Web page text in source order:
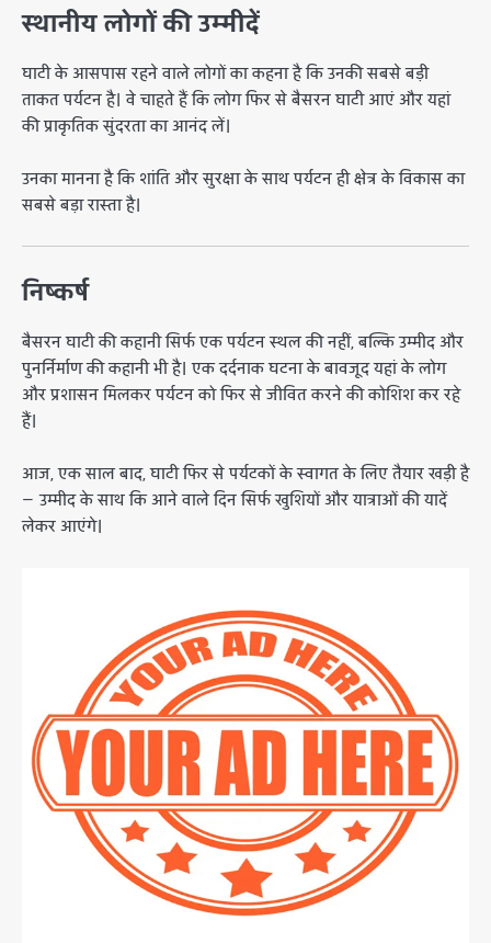
स्थानीय लोगों की उम्मीदें
घाटी के आसपास रहने वाले लोगों का कहना है कि उनकी सबसे बड़ी
ताकत पर्यटन है। वे चाहते हैं कि लोग फिर से बैसरन घाटी आएं और यहां
की प्राकृतिक सुंदरता का आनंद लें।
उनका मानना है कि शांति और सुरक्षा के साथ पर्यटन ही क्षेत्र के विकास का
सबसे बड़ा रास्ता है।
निष्कर्ष
बैसरन घाटी की कहानी सिर्फ एक पर्यटन स्थल की नहीं, बल्कि उम्मीद और
पुनर्निर्माण की कहानी भी है। एक दर्दनाक घटना के बावजूद यहां के लोग
और प्रशासन मिलकर पर्यटन को फिर से जीवित करने की कोशिश कर रहे
हैं।
आज, एक साल बाद, घाटी फिर से पर्यटकों के स्वागत के लिए तैयार खड़ी है
— उम्मीद के साथ कि आने वाले दिन सिर्फ खुशियों और यात्राओं की यादें
लेकर आएंगे।